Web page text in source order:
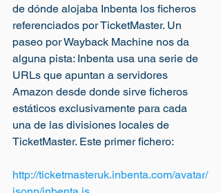
de dónde alojaba Inbenta los ficheros
referenciados por TicketMaster. Un
paseo por Wayback Machine nos da
alguna pista: Inbenta usa una serie de
URLs que apuntan a servidores
Amazon desde donde sirve ficheros
estáticos exclusivamente para cada
una de las divisiones locales de
TicketMaster. Este primer fichero:
http://ticketmasteruk.inbenta.com/avatar/